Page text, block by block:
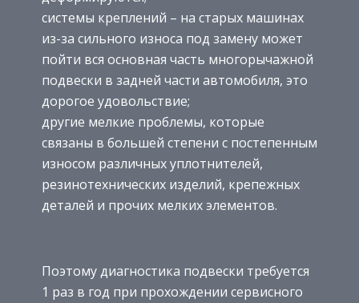
системы креплений – на старых машинах
из-за сильного износа под замену может
пойти вся основная часть многорычажной
подвески в задней части автомобиля, это
дорогое удовольствие;
другие мелкие проблемы, которые
связаны в большей степени с постепенным
износом различных уплотнителей,
резинотехнических изделий, крепежных
деталей и прочих мелких элементов.
Поэтому диагностика подвески требуется
1 раз в год при прохождении сервисного